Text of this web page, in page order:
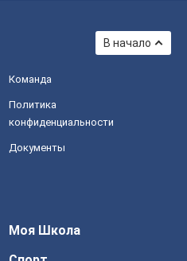
В начало
Команда
Политика
конфиденциальности
Документы
Моя Школа